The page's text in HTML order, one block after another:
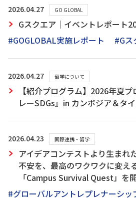
2026.04.27 GO GLOBAL
Gスクエア｜イベントレポート
#GOGLOBAL実施レポート
#Gス
2026.04.27 留学について
【紹介プログラム】2026年夏
レーSDGs』in カンボジア＆タイ
2026.04.23 国際連携・留学
アイデアコンテストより生まれ
不安を、最高のワクワクに変え
「Campus Survival Quest」を
#グローバルアントレプレナーシッ